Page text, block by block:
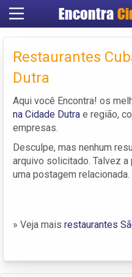
Encontra
Restaurantes
Dutra
Aqui você Encontra! os
na Cidade Dutra e região,
empresas.
Desculpe, mas nenhum
arquivo solicitado. Talvez
uma postagem relacionada.
» Veja mais restaurantes